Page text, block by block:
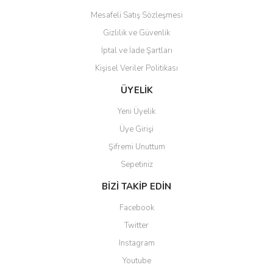
Gönder
Mesafeli Satış Sözleşmesi
Gizlilik ve Güvenlik
İptal ve İade Şartları
Kişisel Veriler Politikası
ÜYELİK
Yeni Üyelik
Üye Girişi
Şifremi Unuttum
Sepetiniz
BİZİ TAKİP EDİN
Facebook
Twitter
Instagram
Youtube